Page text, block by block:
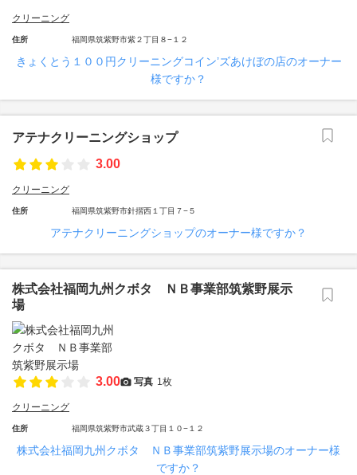
クリーニング
住所 福岡県筑紫野市紫２丁目８−１２
きょくとう１００円クリーニングコイン’ズあけぼの店のオーナー
様ですか？
アテナクリーニングショップ
3.00
クリーニング
住所 福岡県筑紫野市針摺西１丁目７−５
アテナクリーニングショップのオーナー様ですか？
株式会社福岡九州クボタ ＮＢ事業部筑紫野展示
場
3.00 写真 1枚
クリーニング
住所 福岡県筑紫野市武蔵３丁目１０−１２
株式会社福岡九州クボタ ＮＢ事業部筑紫野展示場のオーナー様
ですか？